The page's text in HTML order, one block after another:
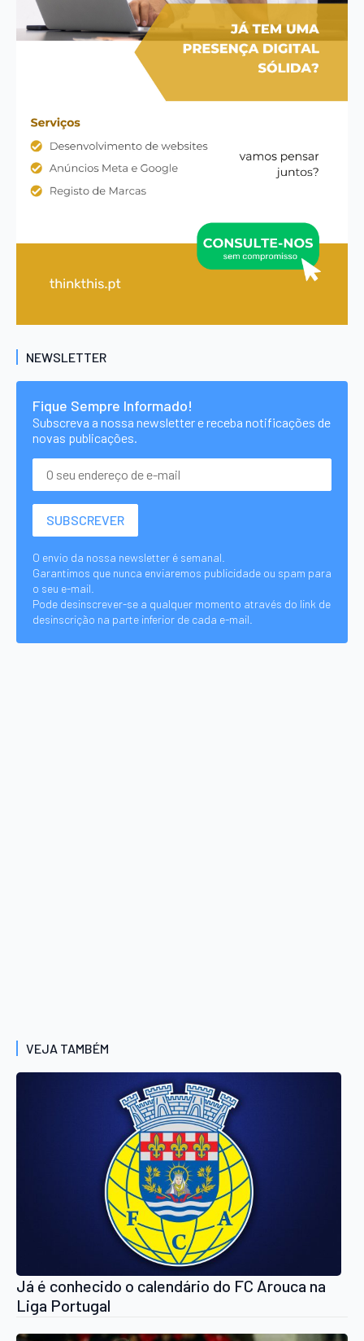
NEWSLETTER
Fique Sempre Informado!
Subscreva a nossa newsletter e receba notificações de
novas publicações.
O envio da nossa newsletter é semanal.
Garantimos que nunca enviaremos publicidade ou spam para
o seu e-mail.
Pode desinscrever-se a qualquer momento através do link de
desinscrição na parte inferior de cada e-mail.
VEJA TAMBÉM
Já é conhecido o calendário do FC Arouca na
Liga Portugal